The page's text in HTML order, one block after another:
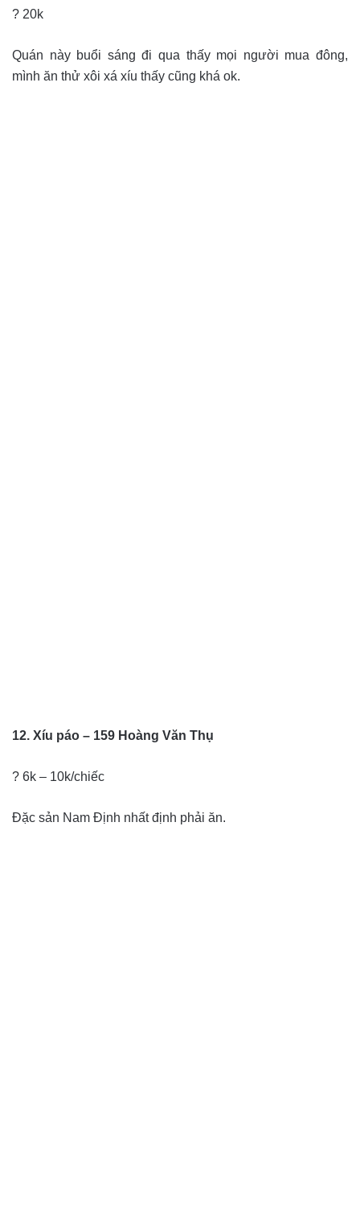
? 20k
Quán này buổi sáng đi qua thấy mọi người mua đông,
mình ăn thử xôi xá xíu thấy cũng khá ok.
12. Xíu páo – 159 Hoàng Văn Thụ
? 6k – 10k/chiếc
Đặc sản Nam Định nhất định phải ăn.